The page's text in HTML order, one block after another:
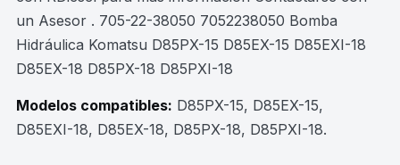
un Asesor . 705-22-38050 7052238050 Bomba
Hidráulica Komatsu D85PX-15 D85EX-15 D85EXI-18
D85EX-18 D85PX-18 D85PXI-18
Modelos compatibles: D85PX-15, D85EX-15,
D85EXI-18, D85EX-18, D85PX-18, D85PXI-18.